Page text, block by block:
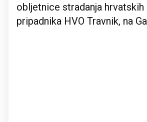
obljetnice stradanja hrvatskih
pripadnika HVO Travnik, na